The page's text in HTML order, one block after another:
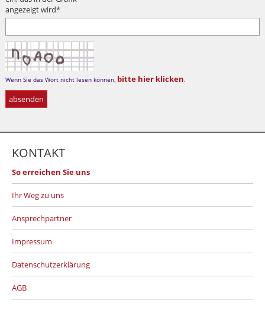
angezeigt wird*
Wenn Sie das Wort nicht lesen können, bitte hier klicken.
KONTAKT
So erreichen Sie uns
Ihr Weg zu uns
Ansprechpartner
Impressum
Datenschutzerklärung
AGB